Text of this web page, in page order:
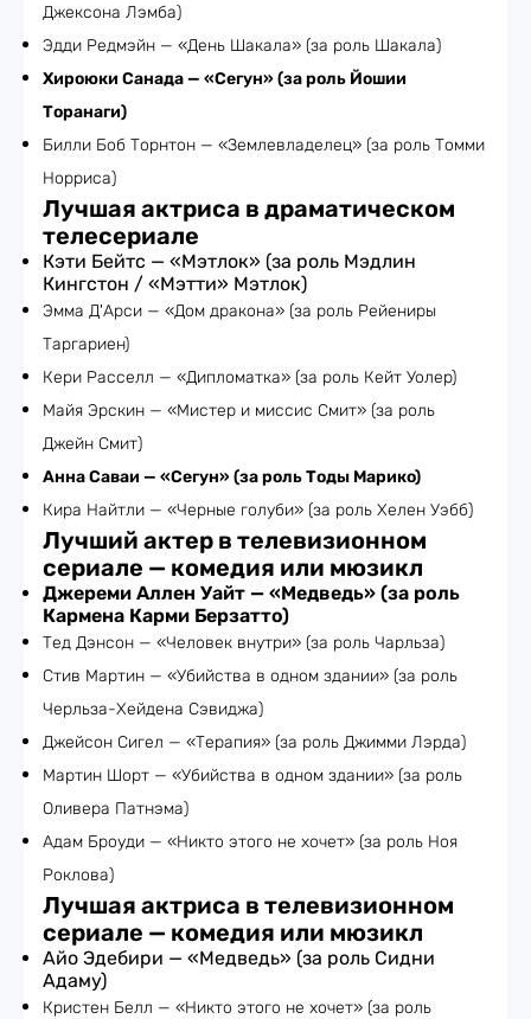
Джексона Лэмба)
Эдди Редмэйн — «День Шакала» (за роль Шакала)
Хироюки Санада — «Сегун» (за роль Йошии
Торанаги)
Билли Боб Торнтон — «Землевладелец» (за роль Томми
Норриса)
Лучшая актриса в драматическом
телесериале
Кэти Бейтс — «Мэтлок» (за роль Мэдлин
Кингстон / «Мэтти» Мэтлок)
Эмма Д'Арси — «Дом дракона» (за роль Рейениры
Таргариен)
Кери Расселл — «Дипломатка» (за роль Кейт Уолер)
Майя Эрскин — «Мистер и миссис Смит» (за роль
Джейн Смит)
Анна Саваи — «Сегун» (за роль Тоды Марико)
Кира Найтли — «Черные голуби» (за роль Хелен Уэбб)
Лучший актер в телевизионном
сериале — комедия или мюзикл
Джереми Аллен Уайт — «Медведь» (за роль
Кармена Карми Берзатто)
Тед Дэнсон — «Человек внутри» (за роль Чарльза)
Стив Мартин — «Убийства в одном здании» (за роль
Черльза-Хейдена Сэвиджа)
Джейсон Сигел — «Терапия» (за роль Джимми Лэрда)
Мартин Шорт — «Убийства в одном здании» (за роль
Оливера Патнэма)
Адам Броуди — «Никто этого не хочет» (за роль Ноя
Роклова)
Лучшая актриса в телевизионном
сериале — комедия или мюзикл
Айо Эдебири — «Медведь» (за роль Сидни
Адаму)
Кристен Белл — «Никто этого не хочет» (за роль